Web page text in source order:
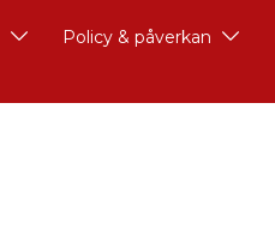
Policy & påverkan